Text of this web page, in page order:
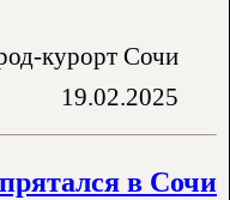
курорт Сочи
19.02.2025
в Сочи